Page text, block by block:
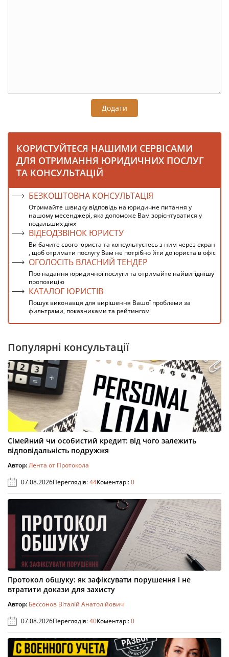
Додати
КОРИСТУЙТЕСЯ НАШИМИ СЕРВІСАМИ
ДЛЯ ОТРИМАННЯ ЮРИДИЧНИХ ПОСЛУГ
ТА КОНСУЛЬТАЦІЙ
БЕЗКОШТОВНА КОНСУЛЬТАЦІЯ
Отримайте швидку відповідь на юридичне питання у
нашому месенджері, яка допоможе Вам зорієнтуватися у
подальших діях
ВІДЕОДЗВІНОК ЮРИСТУ
Ви бачите свого юриста та консультуєтесь з ним через екран
, щоб отримати послугу Вам не потрібно йти до юриста в офіс
ОГОЛОСІТЬ ВЛАСНИЙ ТЕНДЕР
Про надання юридичної послуги та отримайте найвигіднішу
пропозицію
КАТАЛОГ ЮРИСТІВ
Пошук виконавця для вирішення Вашої проблеми за
фильтрами, показниками та рейтингом
Популярні консультації
Сімейний чи особистий кредит: від чого залежить
відповідальність подружжя
Автор:Лента от Протокола
07.08.2026Переглядів:44Коментарі:0
Протокол обшуку: як зафіксувати порушення і не
втратити докази для захисту
Автор: Бессонов Віталій Анатолійович
07.08.2026Переглядів:40Коментарі:0